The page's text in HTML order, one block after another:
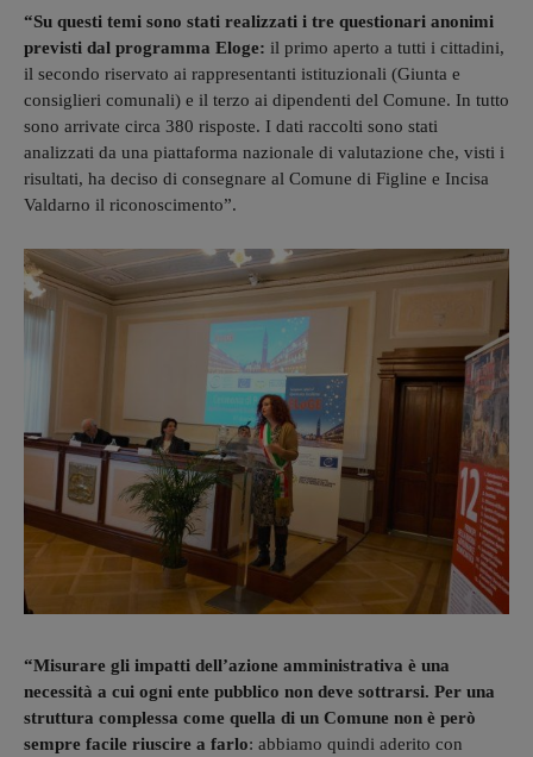
“Su questi temi sono stati realizzati i tre questionari anonimi
previsti dal programma Eloge: il primo aperto a tutti i cittadini,
il secondo riservato ai rappresentanti istituzionali (Giunta e
consiglieri comunali) e il terzo ai dipendenti del Comune. In tutto
sono arrivate circa 380 risposte. I dati raccolti sono stati
analizzati da una piattaforma nazionale di valutazione che, visti i
risultati, ha deciso di consegnare al Comune di Figline e Incisa
Valdarno il riconoscimento”.
“Misurare gli impatti dell’azione amministrativa è una
necessità a cui ogni ente pubblico non deve sottrarsi. Per una
struttura complessa come quella di un Comune non è però
sempre facile riuscire a farlo: abbiamo quindi aderito con